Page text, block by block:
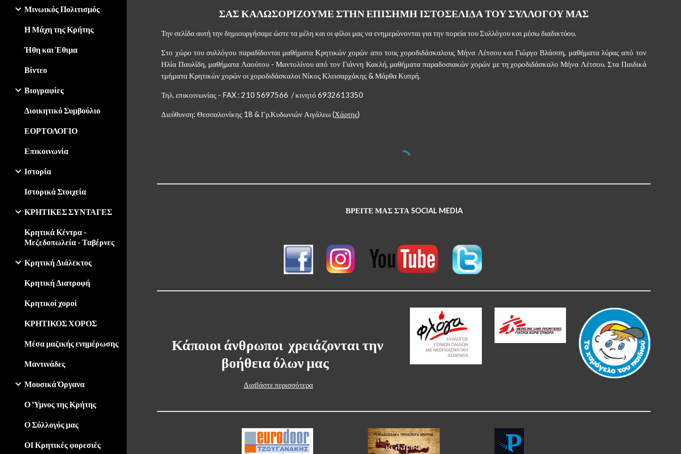
Μινωικός Πολιτισμός
Η Μάχη της Κρήτης
Ήθη και Έθιμα
Βίντεο
Βιογραφίες
Διοικητικό Συμβούλιο
ΕΟΡΤΟΛΟΓΙΟ
Επικοινωνία
Ιστορία
Ιστορικά Στοιχεία
ΚΡΗΤΙΚΕΣ ΣΥΝΤΑΓΕΣ
Κρητικά Κέντρα -
Μεζεδοπωλεία - Ταβέρνες
Κρητική Διάλεκτος
Κρητική Διατροφή
Κρητικοί χοροί
ΚΡΗΤΙΚΟΣ ΧΟΡΟΣ
Μέσα μαζικής ενημέρωσης
Μαντινάδες
Μουσικά Όργανα
Ο 'Υμνος της Κρήτης
Ο Σύλλογός μας
ΟΙ Κρητικές φορεσιές
ΣΑΣ ΚΑΛΩΣΟΡΙΖΟΥΜΕ ΣΤΗΝ ΕΠΙΣΗΜΗ ΙΣΤΟΣΕΛΙΔΑ ΤΟΥ ΣΥΛΛΟΓΟΥ ΜΑΣ
Την σελίδα αυτή την δημιουργήσαμε ώστε τα μέλη και οι φίλοι μας να ενημερώνονται για την πορεία του Συλλόγου και μέσω διαδικτύου.
Στο χώρο του συλλόγου παραδίδονται μαθήματα Κρητικών χορών απο τους χοροδιδάσκαλους Μήνα Λέτσου και Γιώργο Βλάσση, μαθήματα λύρας από τον
Ηλία Παυλίδη, μαθήματα Λαούτου - Μαντολίνου από τον Γιάννη Κακλή, μαθήματα παραδοσιακών χορών με τη χοροδιδάσκαλο Μήνα Λέτσου. Στα Παιδικά
τμήματα Κρητικών χορών οι χοροδιδάσκαλοι Νίκος Κλεισαρχάκης & Μάρθα Κυπρή.
Τηλ. επικοινωνίας - FAX : 210 5697566  / κινητό 6932613350
Διεύθυνση: Θεσσαλονίκης 18 & Γρ.Κυδωνιών Αιγάλεω (Χάρτης)
ΒΡΕΙΤΕ ΜΑΣ ΣΤΑ SOCIAL MEDIA
Κάποιοι άνθρωποι  χρειάζονται την
βοήθεια όλων μας
Διαβάστε περισσότερα